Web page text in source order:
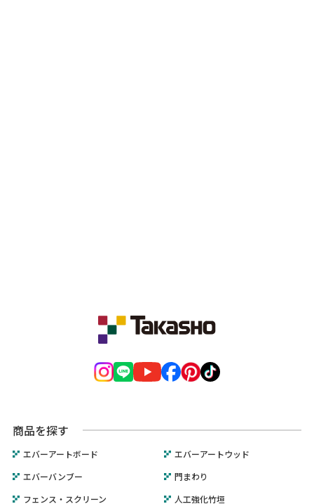
商品を探す
エバーアートボード
エバーアートウッド
エバーバンブー
門まわり
フェンス・スクリーン
人工強化竹垣